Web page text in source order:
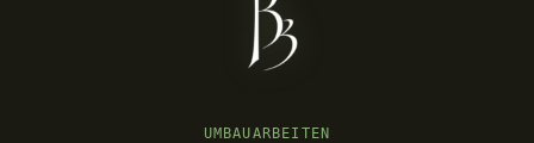
UMBAUARBEITEN